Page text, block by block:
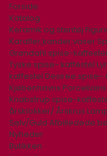
Forside
Katalog
Keramik og stentøj
Karafler,kander,vaser
Grøndahl spise-kaffestel
Tyske spise- kaffestel
kaffestel Desiree spise-
Kjøbenhavns
Knabstrup spise-
årsklokker/ Årskrus
Sølv/Guld Afbilledede
Nyheder
Butikken